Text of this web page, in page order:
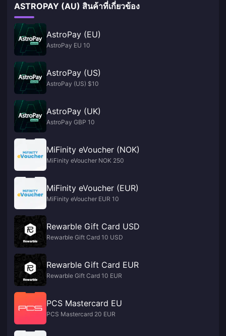
ASTROPAY (AU) สินค้าที่เกี่ยวข้อง
AstroPay (EU)
AstroPay EU 10
AstroPay (US)
AstroPay (US) $10
AstroPay (UK)
AstroPay GBP 10
MiFinity eVoucher (NOK)
MiFinity eVoucher NOK 250
MiFinity eVoucher (EUR)
MiFinity eVoucher EUR 10
Rewarble Gift Card USD
Rewarble Gift Card 10 USD
Rewarble Gift Card EUR
Rewarble Gift Card 10 EUR
PCS Mastercard EU
PCS Mastercard 20 EUR